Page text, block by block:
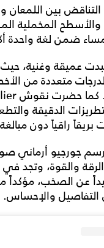
بين اللمعان
والأسطح المخملية
ضمن لغة واحدة
عميقة وغنية،
متعددة من
الدقيقة
راقياً دون
جورجيو أرماني
والقوة، وتجد في
عن الصخب، مؤكداً
التفاصيل والإحساس.